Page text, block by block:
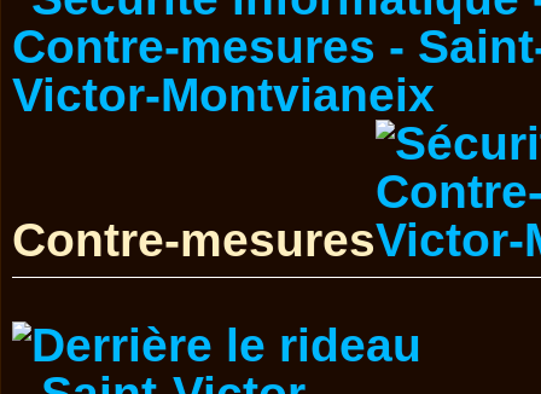
Contre-mesures